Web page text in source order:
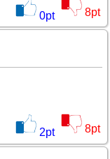
0pt 8pt
2pt 8pt